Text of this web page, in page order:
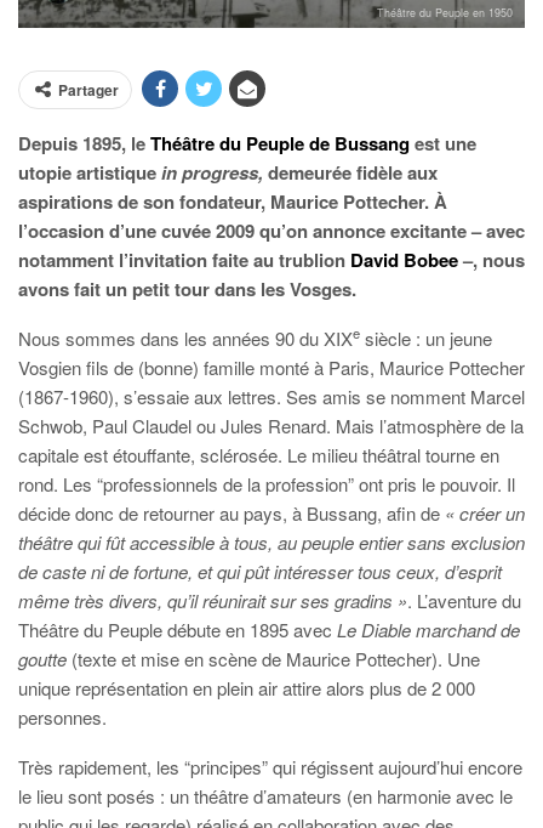
Théâtre du Peuple en 1950
Partager
Depuis 1895, leThéâtre du Peuple de Bussangest une
utopie artistiquein progress, demeurée fidèle aux
aspirations de son fondateur, Maurice Pottecher. À
l’occasion d’une cuvée 2009 qu’on annonce excitante – avec
notamment l’invitation faite au trublion David Bobee–, nous
avons fait un petit tour dans les Vosges.
Nous sommes dans les années 90 du XIXe siècle : un jeune
Vosgien fils de (bonne) famille monté à Paris, Maurice Pottecher
(1867-1960), s’essaie aux lettres. Ses amis se nomment Marcel
Schwob, Paul Claudel ou Jules Renard. Mais l’atmosphère de la
capitale est étouffante, sclérosée. Le milieu théâtral tourne en
rond. Les “professionnels de la profession” ont pris le pouvoir. Il
décide donc de retourner au pays, à Bussang, afin de « créer un
théâtre qui fût accessible à tous, au peuple entier sans exclusion
de caste ni de fortune, et qui pût intéresser tous ceux, d’esprit
même très divers, qu’il réunirait sur ses gradins ». L’aventure du
Théâtre du Peuple débute en 1895 avec Le Diable marchand de
goutte (texte et mise en scène de Maurice Pottecher). Une
unique représentation en plein air attire alors plus de 2 000
personnes.
Très rapidement, les “principes” qui régissent aujourd’hui encore
le lieu sont posés : un théâtre d’amateurs (en harmonie avec le